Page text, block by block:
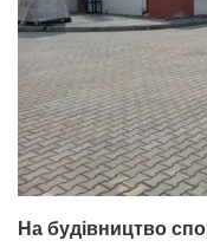
На будівництво